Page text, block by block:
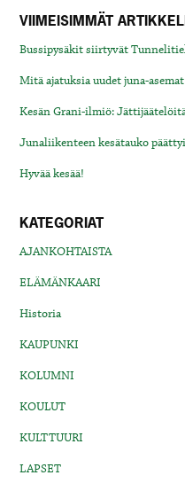
VIIMEISIMMÄT
Bussipysäkit siirtyvät
Mitä ajatuksia uudet juna-
Kesän Grani-ilmiö:
Junaliikenteen kesätauko
Hyvää kesää!
KATEGORIAT
AJANKOHTAISTA
ELÄMÄNKAARI
Historia
KAUPUNKI
KOLUMNI
KOULUT
KULTTUURI
LAPSET